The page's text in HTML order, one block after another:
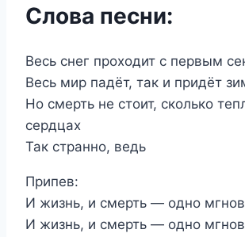
Слова песни:
Весь снег проходит с первым
Весь мир падёт, так и придёт
Но смерть не стоит, сколько
сердцах
Так странно, ведь
Припев:
И жизнь, и смерть — одно
И жизнь, и смерть — одно